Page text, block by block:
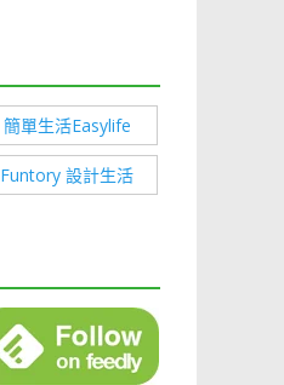
簡單生活Easylife
Funtory 設計生活